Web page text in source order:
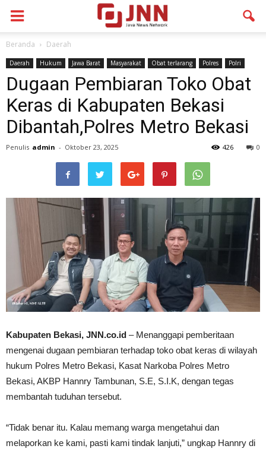
Beranda Daerah
Daerah Hukum Jawa Barat Masyarakat Obat terlarang Polres Polri
Dugaan Pembiaran Toko Obat
Keras di Kabupaten Bekasi
Dibantah,Polres Metro Bekasi
Penulis admin - Oktober 23, 2025 0
426
Kabupaten Bekasi, JNN.co.id – Menanggapi pemberitaan
mengenai dugaan pembiaran terhadap toko obat keras di wilayah
hukum Polres Metro Bekasi, Kasat Narkoba Polres Metro
Bekasi, AKBP Hannry Tambunan, S.E, S.I.K, dengan tegas
membantah tuduhan tersebut.
“Tidak benar itu. Kalau memang warga mengetahui dan
melaporkan ke kami, pasti kami tindak lanjuti,” ungkap Hannry di